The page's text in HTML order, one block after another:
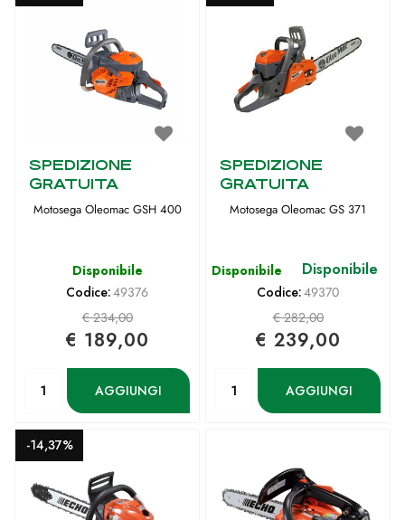
SPEDIZIONE
GRATUITA
Motosega Oleomac GSH 400
Disponibile
Codice:49376
€ 234,00
€ 189,00
AGGIUNGI
SPEDIZIONE
GRATUITA
Motosega Oleomac GS 371
Disponibile Disponibile
Codice:49370
€ 282,00
€ 239,00
AGGIUNGI
-14,37%